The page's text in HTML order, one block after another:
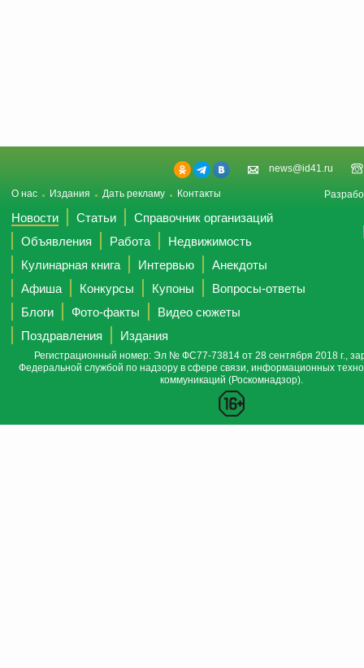
news@id41.ru
О нас Издания Дать рекламу Контакты
Новости Статьи
Справочник организаций
Объявления
Работа
Недвижимость
Кулинарная книга
Интервью
Анекдоты
Афиша
Конкурсы Купоны
Вопросы-ответы
Блоги
Фото-факты
Видео сюжеты
Поздравления
Издания
Регистрационный номер: Эл № ФС77-73814 от 28 сентября 2018 г.,
Федеральной службой по надзору в сфере связи, информационных
коммуникаций (Роскомнадзор).